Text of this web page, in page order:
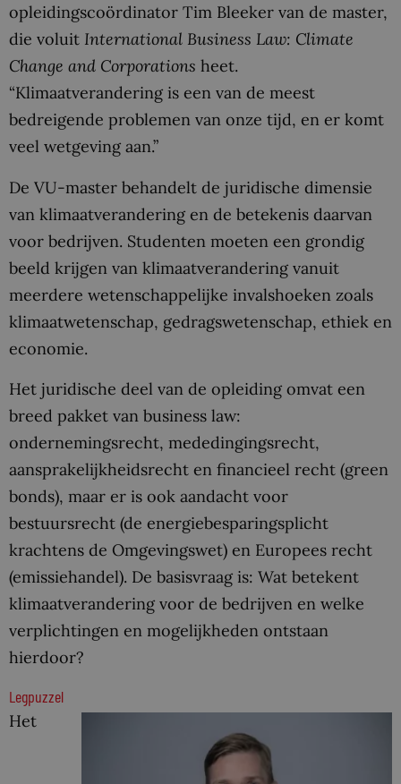
opleidingscoördinator Tim Bleeker van de master,
die voluit International Business Law: Climate
Change and Corporations heet.
“Klimaatverandering is een van de meest
bedreigende problemen van onze tijd, en er komt
veel wetgeving aan.”
De VU-master behandelt de juridische dimensie
van klimaatverandering en de betekenis daarvan
voor bedrijven. Studenten moeten een grondig
beeld krijgen van klimaatverandering vanuit
meerdere wetenschappelijke invalshoeken zoals
klimaatwetenschap, gedragswetenschap, ethiek en
economie.
Het juridische deel van de opleiding omvat een
breed pakket van business law:
ondernemingsrecht, mededingingsrecht,
aansprakelijkheidsrecht en financieel recht (green
bonds), maar er is ook aandacht voor
bestuursrecht (de energiebesparingsplicht
krachtens de Omgevingswet) en Europees recht
(emissiehandel). De basisvraag is: Wat betekent
klimaatverandering voor de bedrijven en welke
verplichtingen en mogelijkheden ontstaan
hierdoor?
Legpuzzel
Het